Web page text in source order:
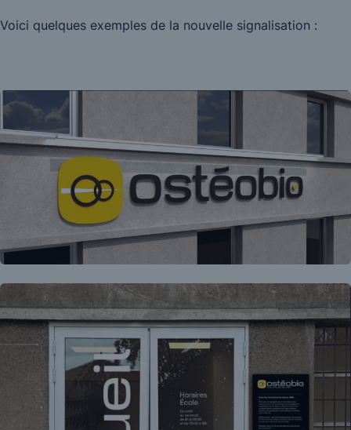
Voici quelques exemples de la nouvelle signalisation :